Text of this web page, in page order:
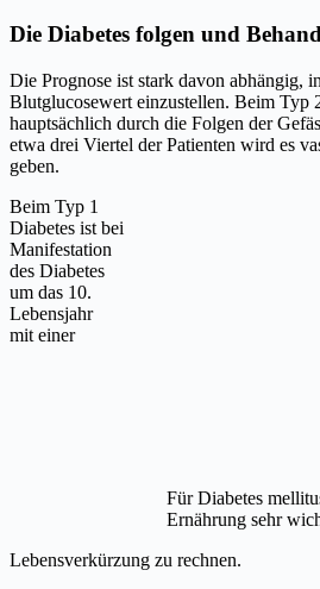
Die Diabetes folgen und
Die Prognose ist stark davon abhängig,
Blutglucosewert einzustellen. Beim Typ
hauptsächlich durch die Folgen der
etwa drei Viertel der Patienten wird es
geben.
Für Diabetes
Ernährung sehr
Beim Typ 1
Diabetes ist bei
Manifestation
des Diabetes
um das 10.
Lebensjahr
mit einer
Lebensverkürzung zu rechnen.